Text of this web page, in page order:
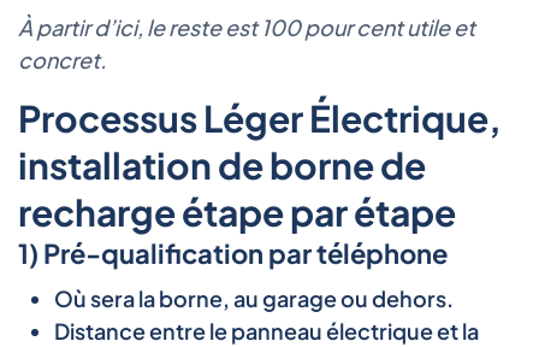
À partir d’ici, le reste est 100 pour cent utile et
concret.
Processus Léger Électrique,
installation de borne de
recharge étape par étape
1) Pré-qualification par téléphone
Où sera la borne, au garage ou dehors.
Distance entre le panneau électrique et la